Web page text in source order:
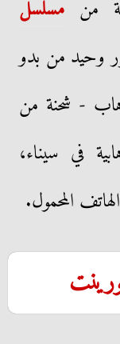
من مسلسل
وحيد من بدو
- شحنة من
في سيناء،
المحمول.